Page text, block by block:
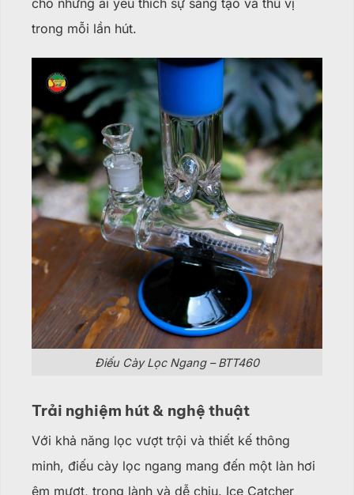
cho những ai yêu thích sự sáng tạo và thú vị
trong mỗi lần hút.
Điếu Cày Lọc Ngang – BTT460
Trải nghiệm hút & nghệ thuật
Với khả năng lọc vượt trội và thiết kế thông
minh, điếu cày lọc ngang mang đến một làn hơi
êm mượt, trong lành và dễ chịu. Ice Catcher